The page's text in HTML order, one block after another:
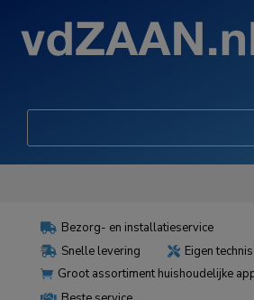
 Bezorg- en installatieservice
 Snelle levering  Eigen
 Groot assortiment huishoudelijke